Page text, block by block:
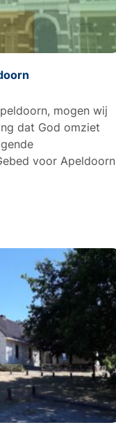
mogen wij
dat God omziet
voor Apeldoorn